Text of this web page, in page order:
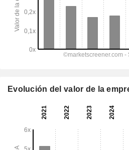
Evolución del valor de la